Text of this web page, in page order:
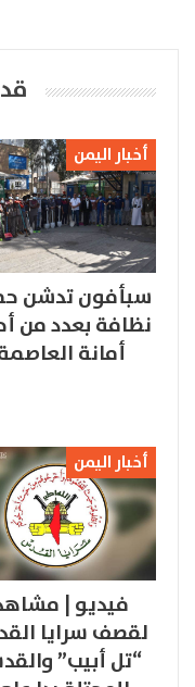
أخبار اليمن
سبأفون تدشن
نظافة بعدد من
أمانة
أخبار اليمن
فيديو |
لقصف سرايا
“تل أبيب”